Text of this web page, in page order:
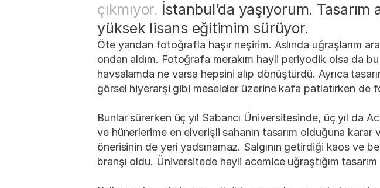
çıkmıyor. İstanbul’da yaşıyorum. Tasarım
yüksek lisans eğitimim sürüyor.
Öte yandan fotoğrafla haşır neşirim. Aslında uğraşlarım
ondan aldım. Fotoğrafa merakım hayli periyodik olsa da
havsalamda ne varsa hepsini alıp dönüştürdü. Ayrıca
görsel hiyerarşi gibi meseleler üzerine kafa patlatırken de
Bunlar sürerken üç yıl Sabancı Üniversitesinde, üç yıl da
ve hünerlerime en elverişli sahanın tasarım olduğuna
önerisinin de yeri yadsınamaz. Salgının getirdiği kaos ve
branşı oldu. Üniversitede hayli acemice uğraştığım